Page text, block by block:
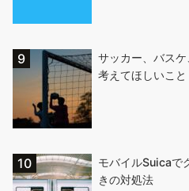
サッカー、バス
考えてほしいこと
モバイルSuicaで
きの対処法